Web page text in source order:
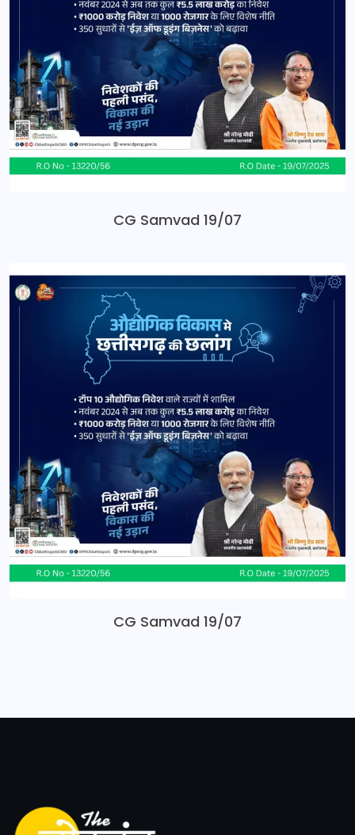
CG Samvad 19/07
CG Samvad 19/07